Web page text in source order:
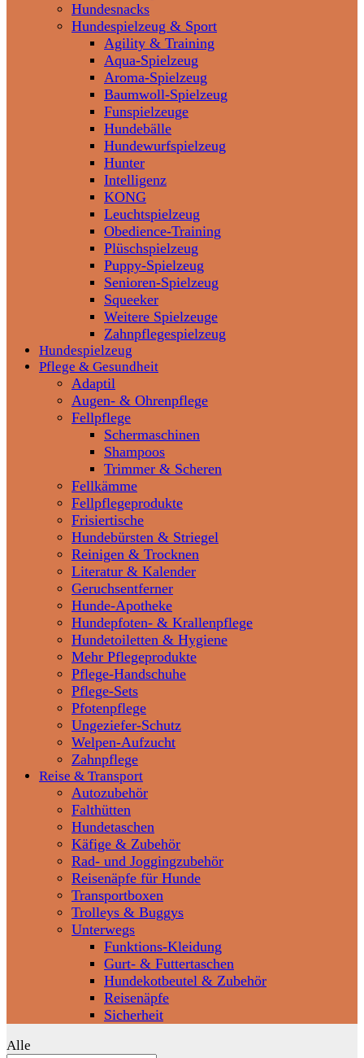
Hundesnacks
Hundespielzeug & Sport
Agility & Training
Aqua-Spielzeug
Aroma-Spielzeug
Baumwoll-Spielzeug
Funspielzeuge
Hundebälle
Hundewurfspielzeug
Hunter
Intelligenz
KONG
Leuchtspielzeug
Obedience-Training
Plüschspielzeug
Puppy-Spielzeug
Senioren-Spielzeug
Squeeker
Weitere Spielzeuge
Zahnpflegespielzeug
Hundespielzeug
Pflege & Gesundheit
Adaptil
Augen- & Ohrenpflege
Fellpflege
Schermaschinen
Shampoos
Trimmer & Scheren
Fellkämme
Fellpflegeprodukte
Frisiertische
Hundebürsten & Striegel
Reinigen & Trocknen
Literatur & Kalender
Geruchsentferner
Hunde-Apotheke
Hundepfoten- & Krallenpflege
Hundetoiletten & Hygiene
Mehr Pflegeprodukte
Pflege-Handschuhe
Pflege-Sets
Pfotenpflege
Ungeziefer-Schutz
Welpen-Aufzucht
Zahnpflege
Reise & Transport
Autozubehör
Falthütten
Hundetaschen
Käfige & Zubehör
Rad- und Joggingzubehör
Reisenäpfe für Hunde
Transportboxen
Trolleys & Buggys
Unterwegs
Funktions-Kleidung
Gurt- & Futtertaschen
Hundekotbeutel & Zubehör
Reisenäpfe
Sicherheit
Alle